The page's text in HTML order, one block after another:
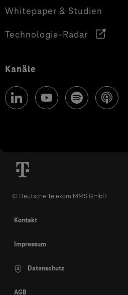
Whitepaper & Studien
Technologie-Radar
Kanäle
© Deutsche Telekom MMS GmbH
Kontakt
Impressum
Datenschutz
AGB